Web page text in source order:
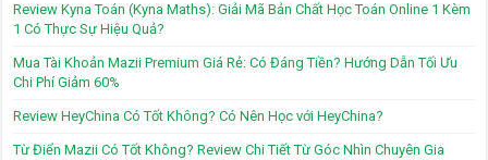
Review Kyna Toán (Kyna Maths): Giải Mã Bản Chất Học Toán Online 1 Kèm
1 Có Thực Sự Hiệu Quả?
Mua Tài Khoản Mazii Premium Giá Rẻ: Có Đáng Tiền? Hướng Dẫn Tối Ưu
Chi Phí Giảm 60%
Review HeyChina Có Tốt Không? Có Nên Học với HeyChina?
Từ Điển Mazii Có Tốt Không? Review Chi Tiết Từ Góc Nhìn Chuyên Gia